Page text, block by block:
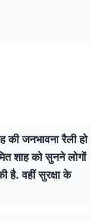
जनभावना रैली हो
शाह को सुनने लोगों
है. वहीं सुरक्षा के